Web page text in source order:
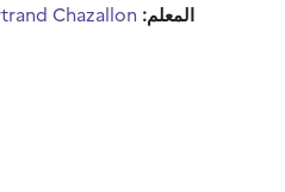
المعلم: Chazallon